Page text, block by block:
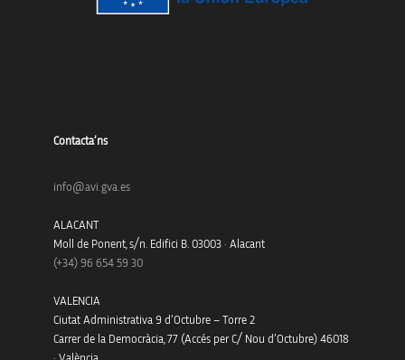
Contacta’ns
info@avi.gva.es
ALACANT
Moll de Ponent, s/n. Edifici B. 03003 · Alacant
(+34) 96 654 59 30
VALENCIA
Ciutat Administrativa 9 d’Octubre – Torre 2
Carrer de la Democràcia, 77 (Accés per C/ Nou d’Octubre) 46018